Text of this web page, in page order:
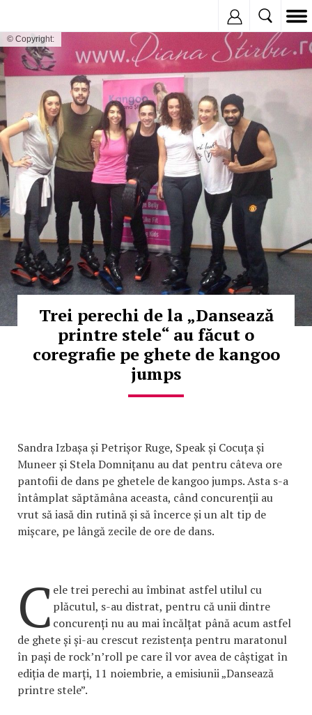
© Copyright:
Trei perechi de la „Dansează
printre stele“ au făcut o
coregrafie pe ghete de kangoo
jumps
Sandra Izbașa și Petrișor Ruge, Speak și Cocuța și
Muneer și Stela Domnițanu au dat pentru câteva ore
pantofii de dans pe ghetele de kangoo jumps. Asta s-a
întâmplat săptămâna aceasta, când concurenții au
vrut să iasă din rutină și să încerce și un alt tip de
mișcare, pe lângă zecile de ore de dans.
C ele trei perechi au îmbinat astfel utilul cu
plăcutul, s-au distrat, pentru că unii dintre
concurenți nu au mai încălțat până acum astfel
de ghete și și-au crescut rezistența pentru maratonul
în pași de rock’n’roll pe care îl vor avea de câștigat în
ediția de marți, 11 noiembrie, a emisiunii „Dansează
printre stele”.